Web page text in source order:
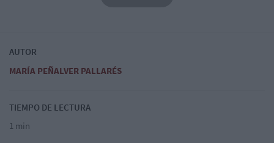
AUTOR
MARÍA PEÑALVER PALLARÉS
TIEMPO DE LECTURA
1 min